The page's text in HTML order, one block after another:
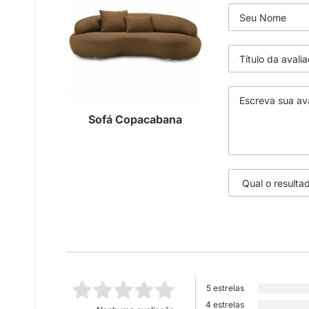
Sofá Copacabana
5 estrelas
4 estrelas